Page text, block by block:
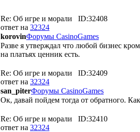
Re: Об игре и морали
ID:32408
ответ на 32324
korovinФорумы CasinoGames
Разве я утверждал что любой бизнес
на платьях ценник есть.
Re: Об игре и морали
ID:32409
ответ на 32324
san_piterФорумы CasinoGames
Ок, давай пойдем тогда от обратного.
Re: Об игре и морали
ID:32410
ответ на 32324